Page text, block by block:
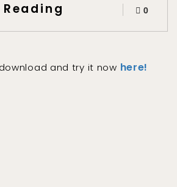
0
and try it now here!